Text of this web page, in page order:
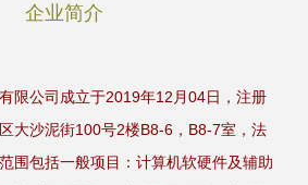
企业简介
限公司成立于2019年12月04日，注册
大沙泥街100号2楼B8-6，B8-7室，法
围包括一般项目：计算机软硬件及辅助